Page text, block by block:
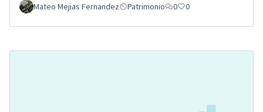
Mateo Mejias Fernandez Patrimonio 0 0